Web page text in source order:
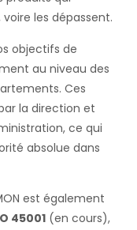
les dépassent.
objectifs de
au niveau des
Ces
la direction et
ce qui
absolue dans
est également
45001 (en cours),